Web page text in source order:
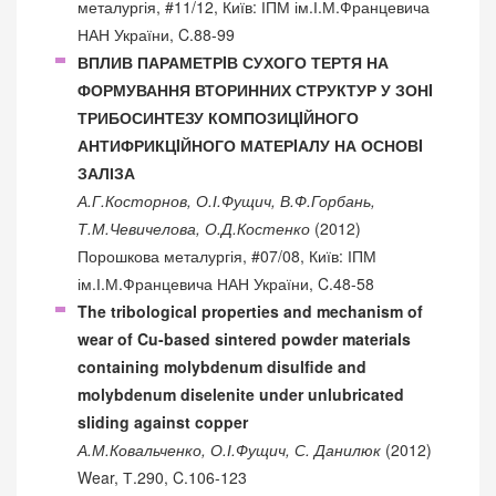
металургія, #11/12, Київ: ІПМ ім.І.М.Францевича
НАН України, C.88-99
ВПЛИВ ПАРАМЕТРIВ СУХОГО ТЕРТЯ НА
ФОРМУВАННЯ ВТОРИННИХ СТРУКТУР У ЗОНI
ТРИБОСИНТЕЗУ КОМПОЗИЦIЙНОГО
АНТИФРИКЦIЙНОГО МАТЕРIАЛУ НА ОСНОВI
ЗАЛІЗА
А.Г.Косторнов, О.І.Фущич, В.Ф.Горбань,
Т.М.Чевичелова, О.Д.Костенко (2012)
Порошкова металургія, #07/08, Київ: ІПМ
ім.І.М.Францевича НАН України, C.48-58
The tribological properties and mechanism of
wear of Cu-based sintered powder materials
containing molybdenum disulfide and
molybdenum diselenite under unlubricated
sliding against copper
А.М.Ковальченко, О.І.Фущич, С. Данилюк (2012)
Wear, Т.290, C.106-123